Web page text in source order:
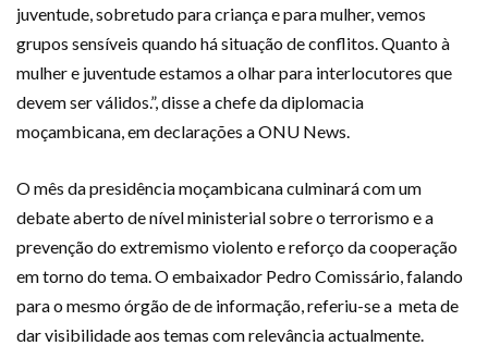
juventude, sobretudo para criança e para mulher, vemos
grupos sensíveis quando há situação de conflitos. Quanto à
mulher e juventude estamos a olhar para interlocutores que
devem ser válidos.”, disse a chefe da diplomacia
moçambicana, em declarações a ONU News.
O mês da presidência moçambicana culminará com um
debate aberto de nível ministerial sobre o terrorismo e a
prevenção do extremismo violento e reforço da cooperação
em torno do tema. O embaixador Pedro Comissário, falando
para o mesmo órgão de de informação, referiu-se a meta de
dar visibilidade aos temas com relevância actualmente.